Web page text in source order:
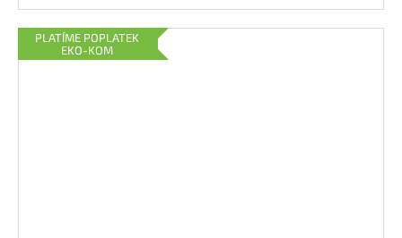
PLATÍME POPLATEK
EKO-KOM